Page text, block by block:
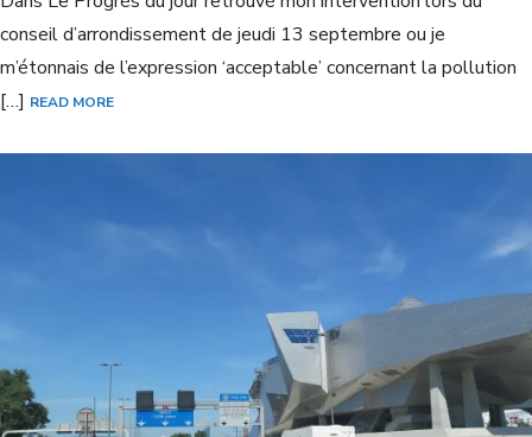
conseil d’arrondissement de jeudi 13 septembre ou je
m’étonnais de l’expression ‘acceptable’ concernant la pollution
[…] READ MORE